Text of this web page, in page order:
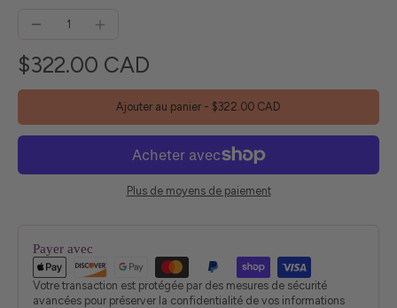
$322.00 CAD
Ajouter au panier - $322.00 CAD
Plus de moyens de paiement
Payer avec
Votre transaction est protégée par des mesures de sécurité
avancées pour préserver la confidentialité de vos informations